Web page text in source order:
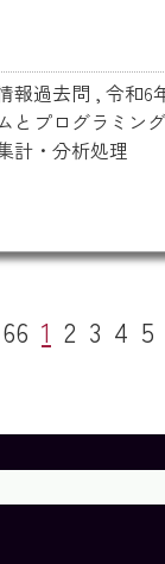
報過去問 ,令和6
とプログラミング
計・分析処理
1 2 3 4 5